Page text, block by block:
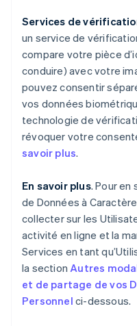
Services de
un service de
compare votre pièce
conduire) avec votre
pouvez consentir
vos données
technologie de
révoquer votre
savoir plus.
En savoir plus. Pour en
de Données à
collecter sur les
activité en ligne et la
Services en tant
la sectionAutres
et de partage de vos
Personnel ci-dessous.